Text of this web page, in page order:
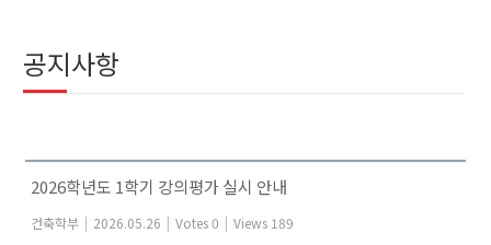
공지사항
2026학년도 1학기 강의평가 실시 안내
건축학부 | 2026.05.26 | Votes 0 | Views 189